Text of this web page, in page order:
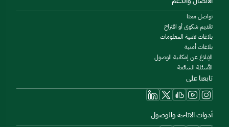
تواصل معنا
تقديم شكوى أو اقتراح
بلاغات تقنية المعلومات
بلاغات أمنية
الإبلاغ عن إمكانية الوصول
الأسئلة الشائعة
تابعنا على
أدوات الاتاحة والوصول